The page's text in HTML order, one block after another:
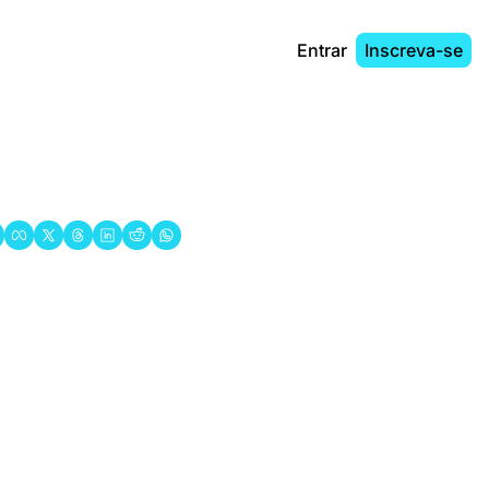
Entrar Inscreva-se